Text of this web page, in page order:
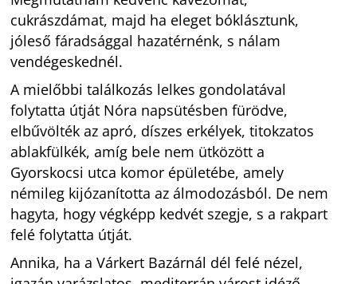
cukrászdámat, majd ha eleget bóklásztunk,
jóleső fáradsággal hazatérnénk, s nálam
vendégeskednél.
A mielőbbi találkozás lelkes gondolatával
folytatta útját Nóra napsütésben fürödve,
elbűvölték az apró, díszes erkélyek, titokzatos
ablakfülkék, amíg bele nem ütközött a
Gyorskocsi utca komor épületébe, amely
némileg kijózanította az álmodozásból. De nem
hagyta, hogy végképp kedvét szegje, s a rakpart
felé folytatta útját.
Annika, ha a Várkert Bazárnál dél felé nézel,